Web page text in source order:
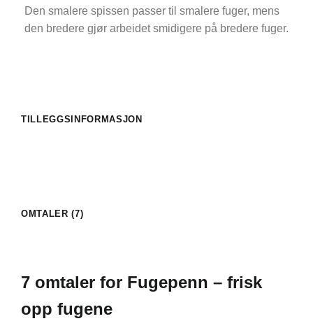
Den smalere spissen passer til smalere fuger, mens
den bredere gjør arbeidet smidigere på bredere fuger.
TILLEGGSINFORMASJON
OMTALER (7)
7 omtaler for Fugepenn – frisk
opp fugene